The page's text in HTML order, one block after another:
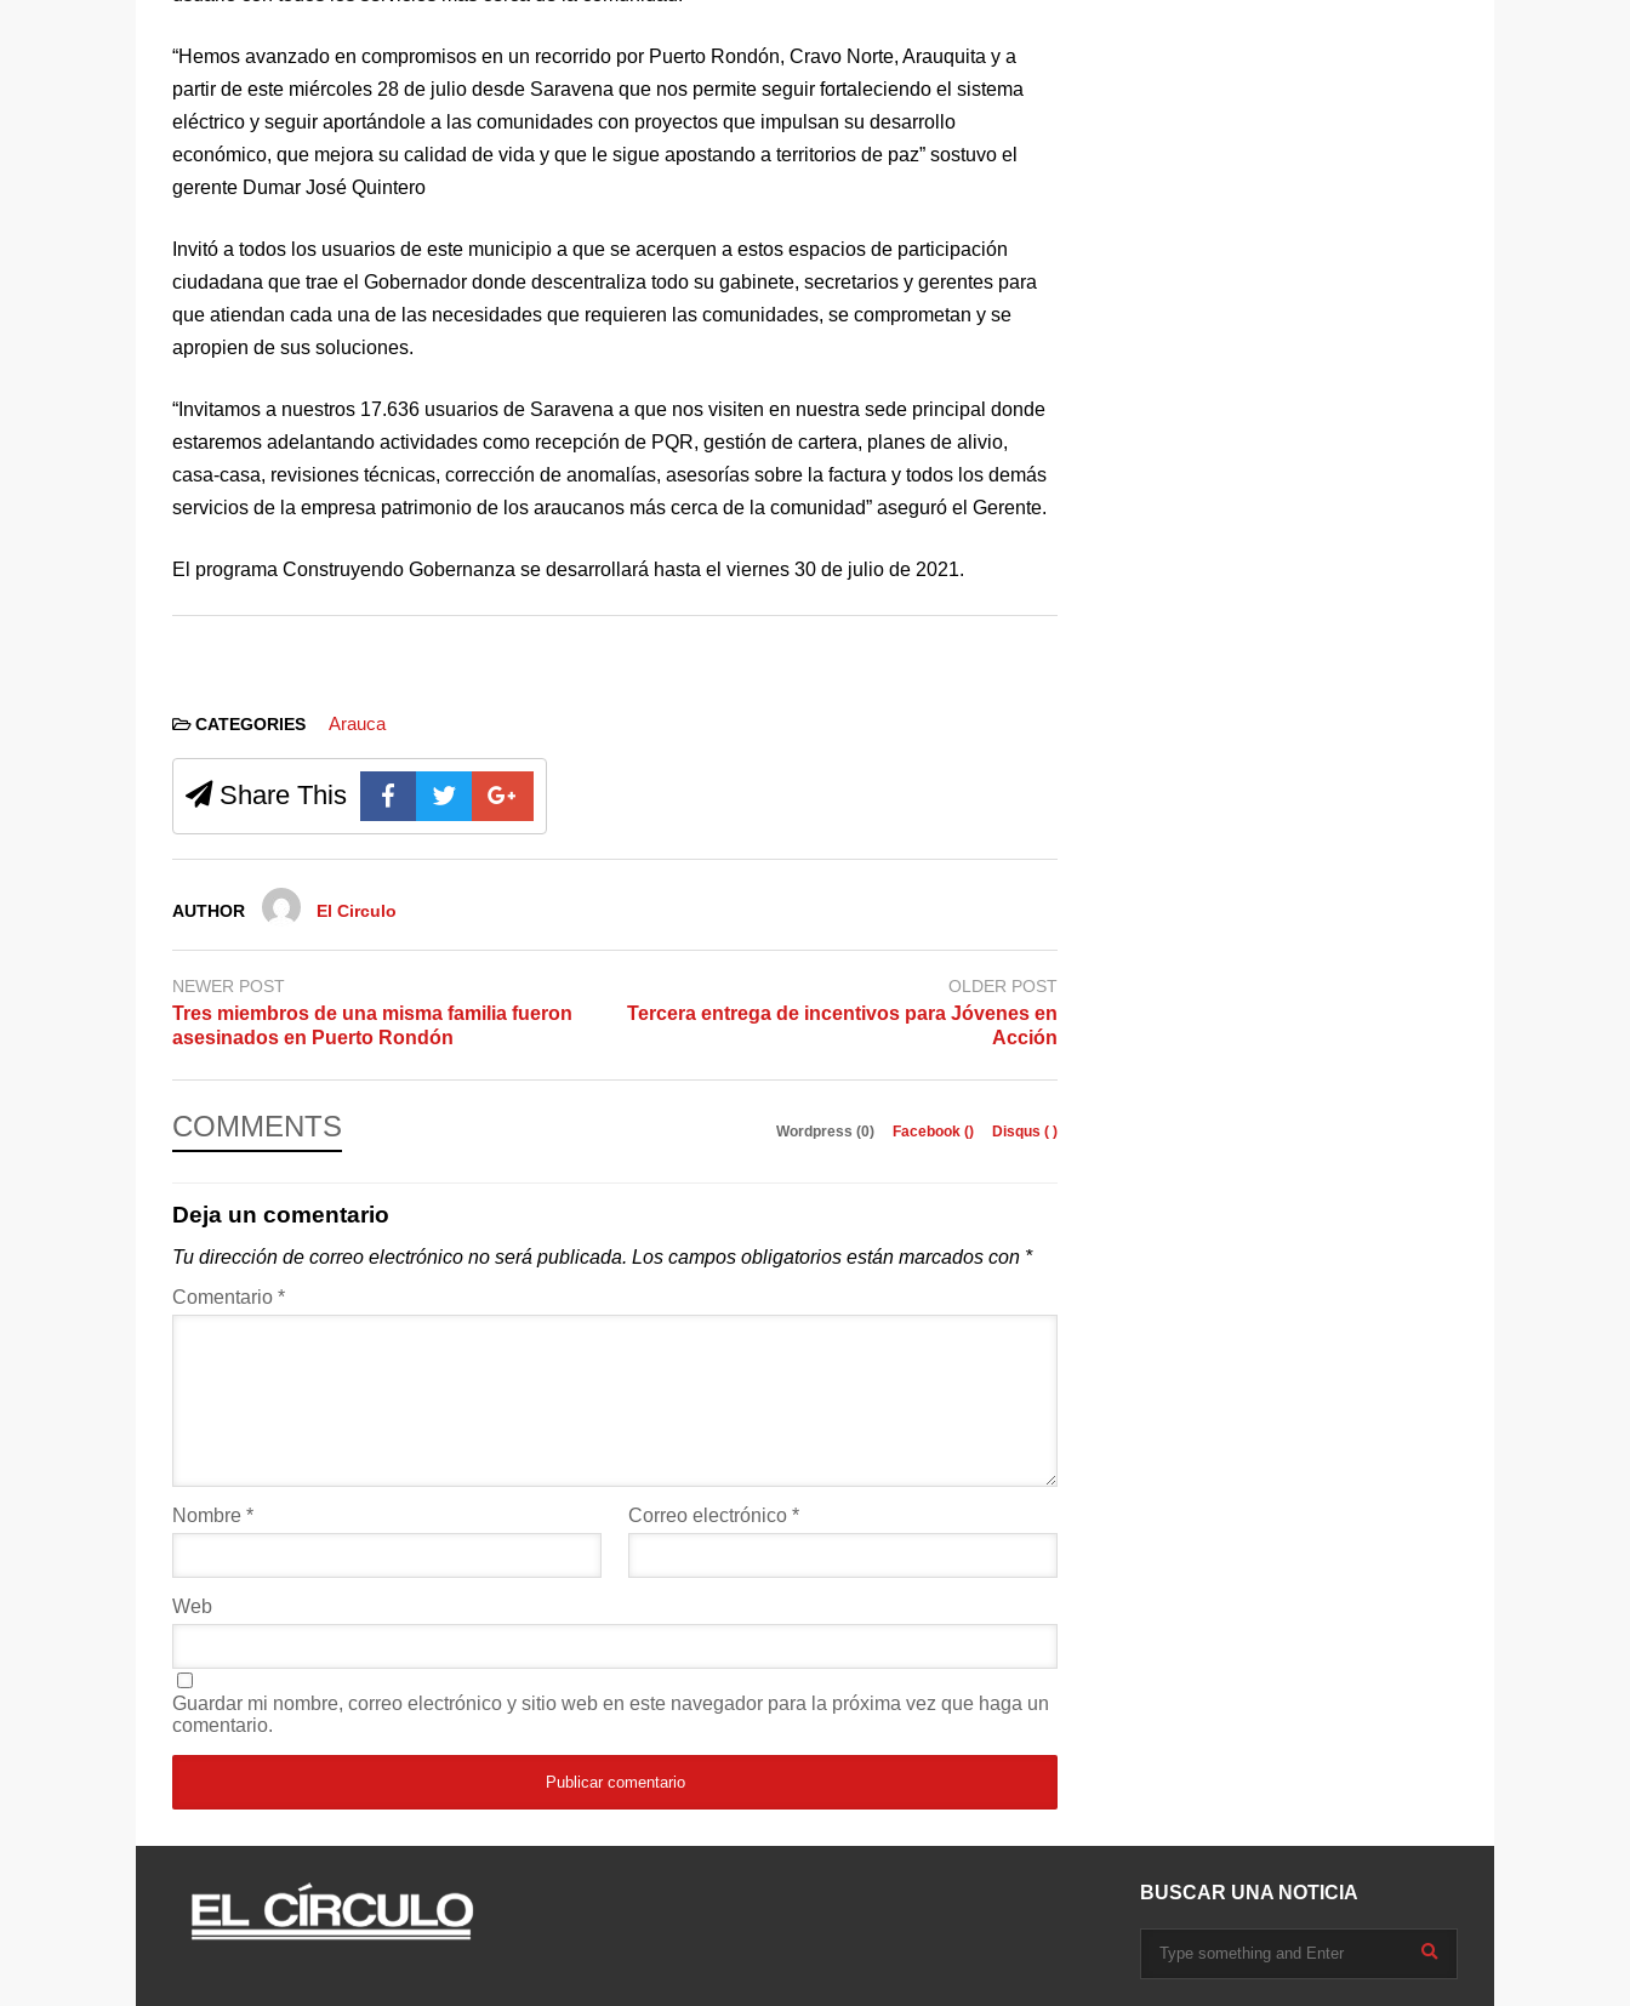
“Hemos avanzado en compromisos en un recorrido por Puerto Rondón, Cravo Norte, Arauquita y a
partir de este miércoles 28 de julio desde Saravena que nos permite seguir fortaleciendo el sistema
eléctrico y seguir aportándole a las comunidades con proyectos que impulsan su desarrollo
económico, que mejora su calidad de vida y que le sigue apostando a territorios de paz” sostuvo el
gerente Dumar José Quintero
Invitó a todos los usuarios de este municipio a que se acerquen a estos espacios de participación
ciudadana que trae el Gobernador donde descentraliza todo su gabinete, secretarios y gerentes para
que atiendan cada una de las necesidades que requieren las comunidades, se comprometan y se
apropien de sus soluciones.
“Invitamos a nuestros 17.636 usuarios de Saravena a que nos visiten en nuestra sede principal donde
estaremos adelantando actividades como recepción de PQR, gestión de cartera, planes de alivio,
casa-casa, revisiones técnicas, corrección de anomalías, asesorías sobre la factura y todos los demás
servicios de la empresa patrimonio de los araucanos más cerca de la comunidad” aseguró el Gerente.
El programa Construyendo Gobernanza se desarrollará hasta el viernes 30 de julio de 2021.
CATEGORIES Arauca
Share This
AUTHOR El Circulo
NEWER POST
Tres miembros de una misma familia fueron
asesinados en Puerto Rondón
OLDER POST
Tercera entrega de incentivos para Jóvenes en
Acción
COMMENTS Wordpress (0) Facebook () Disqus ( )
Deja un comentario
Tu dirección de correo electrónico no será publicada. Los campos obligatorios están marcados con *
Comentario *
Nombre * Correo electrónico *
Web
Guardar mi nombre, correo electrónico y sitio web en este navegador para la próxima vez que haga un
comentario.
BUSCAR UNA NOTICIA